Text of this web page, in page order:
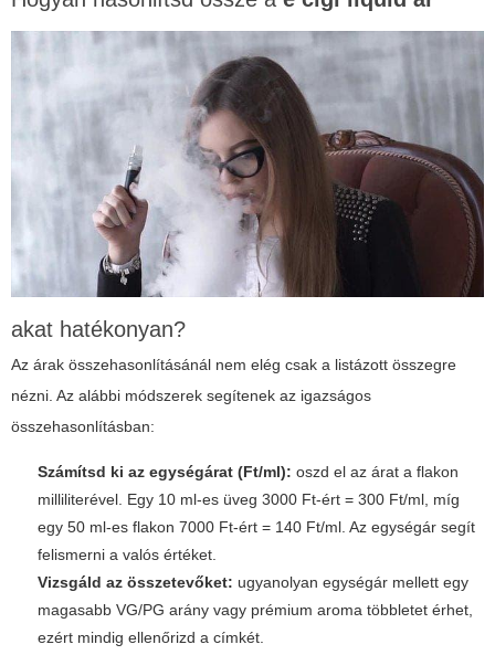
akat hatékonyan?
Az árak összehasonlításánál nem elég csak a listázott összegre
nézni. Az alábbi módszerek segítenek az igazságos
összehasonlításban:
Számítsd ki az egységárat (Ft/ml): oszd el az árat a flakon
milliliterével. Egy 10 ml-es üveg 3000 Ft-ért = 300 Ft/ml, míg
egy 50 ml-es flakon 7000 Ft-ért = 140 Ft/ml. Az egységár segít
felismerni a valós értéket.
Vizsgáld az összetevőket: ugyanolyan egységár mellett egy
magasabb VG/PG arány vagy prémium aroma többletet érhet,
ezért mindig ellenőrizd a címkét.